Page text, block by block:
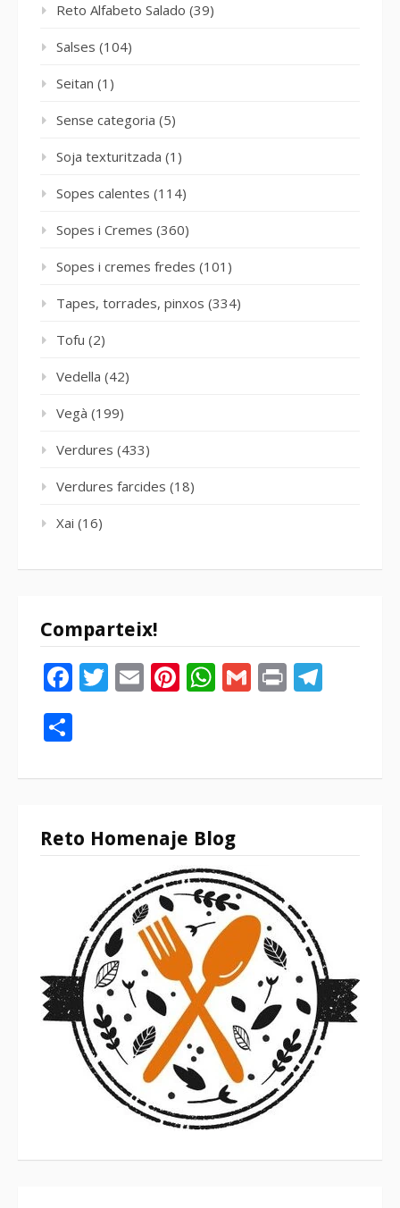
Reto Alfabeto Salado (39)
Salses (104)
Seitan (1)
Sense categoria (5)
Soja texturitzada (1)
Sopes calentes (114)
Sopes i Cremes (360)
Sopes i cremes fredes (101)
Tapes, torrades, pinxos (334)
Tofu (2)
Vedella (42)
Vegà (199)
Verdures (433)
Verdures farcides (18)
Xai (16)
Comparteix!
Facebook
Twitter
EmailPinterest
WhatsApp
Gmail
Print
Reto Homenaje Blog